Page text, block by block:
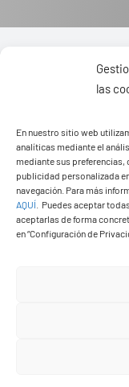
las
En nuestro sitio web
analíticas mediante el
mediante sus
publicidad personalizada
navegación. Para más
AQUÍ
Puedes aceptar
aceptarlas de forma
en “Configuración de
Pza. de Los